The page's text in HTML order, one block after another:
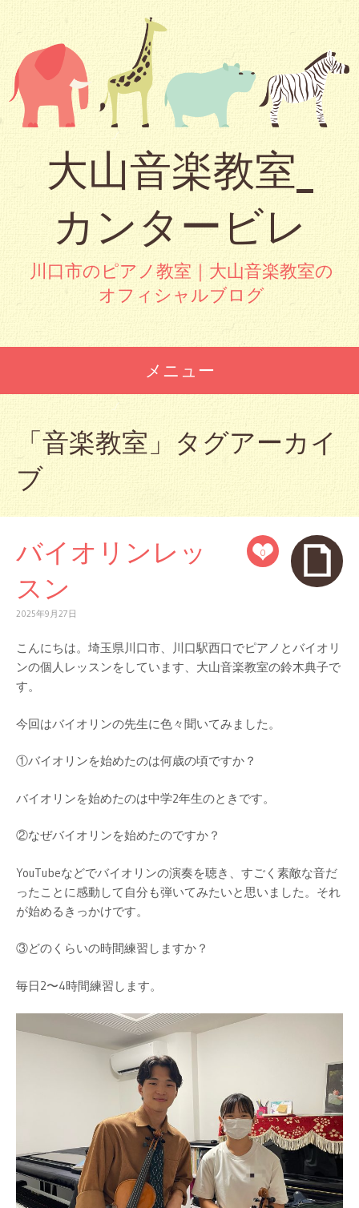
大山音楽教室_
カンタービレ
川口市のピアノ教室｜大山音楽教室の
オフィシャルブログ
メニュー
「音楽教室 」タグアーカイ
ブ
0
バイオリンレッ
スン
2025年9月27日
こんにちは。埼玉県川口市、川口駅西口でピアノとバイオリ
ンの個人レッスンをしています、大山音楽教室の鈴木典子で
す。
今回はバイオリンの先生に色々聞いてみました。
①バイオリンを始めたのは何歳の頃ですか？
バイオリンを始めたのは中学2年生のときです。
②なぜバイオリンを始めたのですか？
YouTubeなどでバイオリンの演奏を聴き、すごく素敵な音だ
ったことに感動して自分も弾いてみたいと思いました。それ
が始めるきっかけです。
③どのくらいの時間練習しますか？
毎日2〜4時間練習します。